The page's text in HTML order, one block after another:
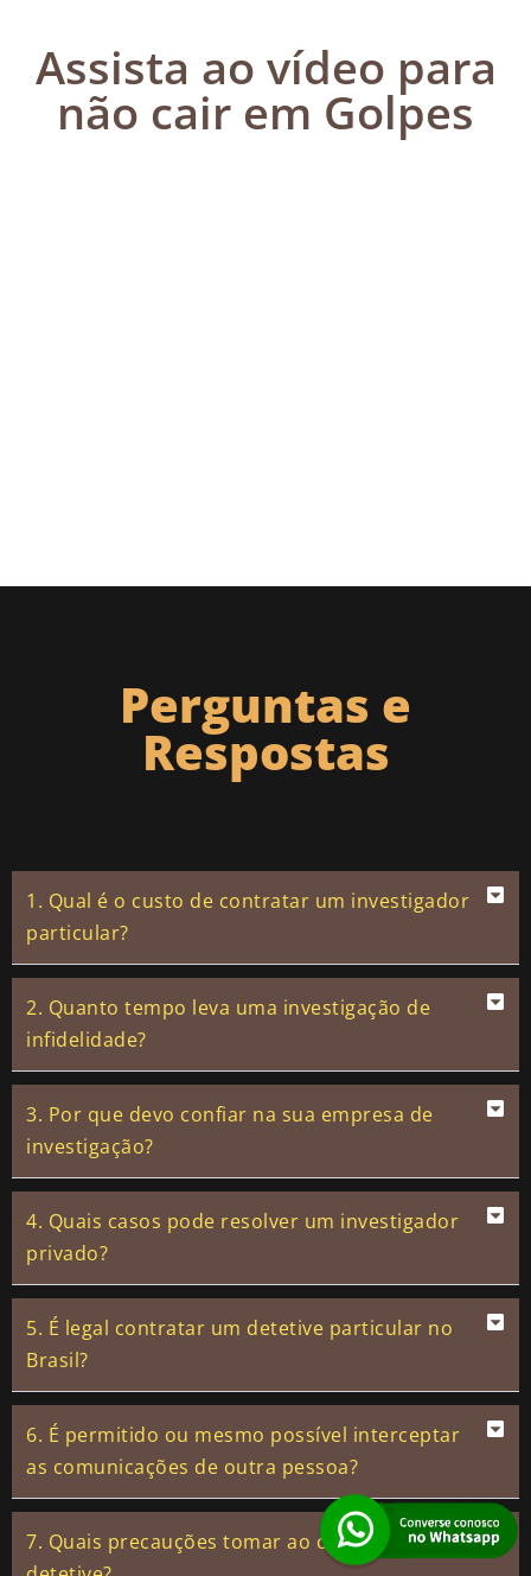
Assista ao vídeo para
não cair em Golpes
Perguntas e
Respostas
1. Qual é o custo de contratar um investigador
particular?
2. Quanto tempo leva uma investigação de
infidelidade?
3. Por que devo confiar na sua empresa de
investigação?
4. Quais casos pode resolver um investigador
privado?
5. É legal contratar um detetive particular no
Brasil?
6. É permitido ou mesmo possível interceptar
as comunicações de outra pessoa?
7. Quais precauções tomar ao contratar um